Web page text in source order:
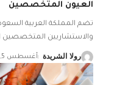
العيون المتخصصين
تضم المملكة العربية
والاستشاريين المتخصصين
رولا الشريدة أغسطس 5, 2026